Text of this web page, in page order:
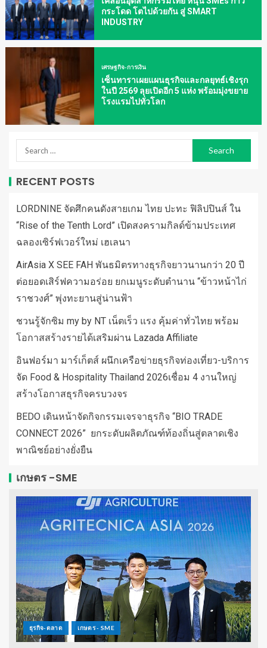
กระโดด โตไปด้วยกัน สู่ SMART
INDUSTRY
เศรษฐกิจ-การเงิน
เซ็นทาราเผยแผนธุรกิจและกลยุทธ์เชิงรุก
ในปี 2569 ลุยเปิดอีก 5 แห่ง พร้อมมุ่งขยาย
โรงแรมไปทั่วโลก
RECENT POSTS
LORDNINE จัดศึกคนดังสายเกม ไทย ปะทะ ฟิลิปปินส์ ใน
“Rise of the Tenth Lord” เปิดสงครามกิลด์ข้ามประเทศ
ฉลองเซิร์ฟเวอร์ใหม่ เฮเลนา
AirAsia X SEE FAH พันธมิตรทางธุรกิจยาวนานกว่า 20 ปี
ต่อยอดเสิร์ฟความอร่อย ยกเมนูระดับตำนาน “ข้าวหน้าไก่
ราชวงศ์” พุ่งทะยานสู่น่านฟ้า
ชวนรู้จักซิม my by NT เน็ตเร็ว แรง คุ้มค่าทั่วไทย พร้อม
โอกาสสร้างรายได้เสริมผ่าน Lazada Affiliate
อินฟอร์มา มาร์เก็ตส์ ผนึกเครือข่ายธุรกิจท่องเที่ยว-บริการ
จัด Food & Hospitality Thailand 2026เชื่อม 4 งานใหญ่
สร้างโอกาสธุรกิจครบวงจร
BEDO เดินหน้าจัดกิจกรรมเจรจาธุรกิจ “BIO TRADE
CONNECT 2026” ยกระดับผลิตภัณฑ์ท้องถิ่นสู่ตลาดเชิง
พาณิชย์อย่างยั่งยืน
เกษตร -SME
ธุรกิจ-ตลาด เกษตร - SME